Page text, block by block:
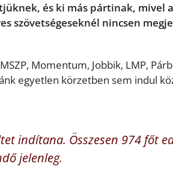
és ki más pártinak, mivel
szövetségeseknél nincsen
Momentum, Jobbik, LMP,
egyetlen körzetben sem indul
indítana. Összesen 974 főt
jelenleg.